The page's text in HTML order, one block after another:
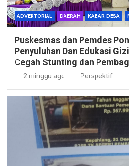
ADVERTORIAL DAERAH KABAR DESA
Puskesmas dan Pemdes
Penyuluhan Dan Edukasi
Cegah Stunting dan
2 minggu ago Perspektif